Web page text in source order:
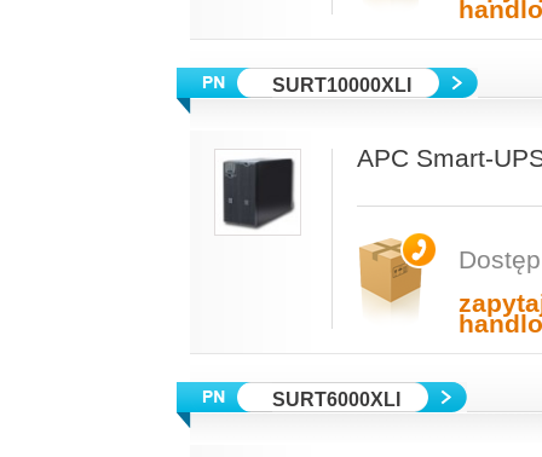
SURT10000XLI
APC Smart-
SURT6000XLI